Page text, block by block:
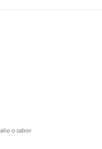
o sabor